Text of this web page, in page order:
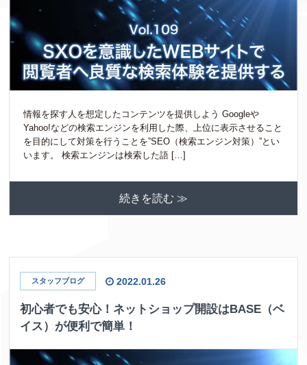
情報を探す人を想定したコンテンツを提供しよう Googleや
Yahoo!などの検索エンジンを利用した際、上位に表示させること
を目的にして対策を行うことを”SEO（検索エンジン対策）”とい
います。 検索エンジンは検索した語 […]
続きを読む ≫
スタッフブログ 2022.01.26
初心者でも安心！ネットショップ開設はBASE（ベ
イス）が便利で簡単！